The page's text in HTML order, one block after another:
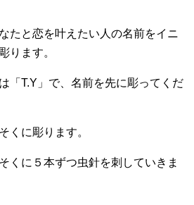
たと恋を叶えたい人の名前をイニ
ります。
「T.Y」で、名前を先に彫ってくだ
くに彫ります。
くに５本ずつ虫針を刺していきま